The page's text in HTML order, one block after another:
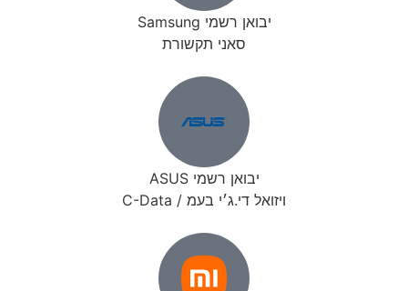
יבואן רשמי Samsung
סאני תקשורת
יבואן רשמי ASUS
ויזואל די.ג׳י בעמ / C-Data